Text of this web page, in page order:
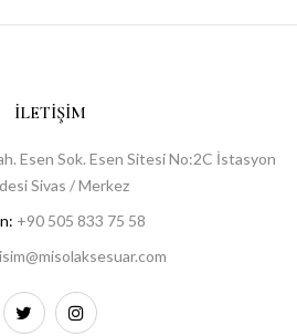
İLETIŞIM
Esen Sok. Esen Sitesi No:2C İstasyon
Sivas / Merkez
+90 505 833 75 58